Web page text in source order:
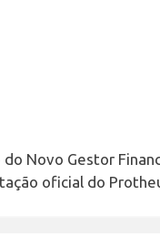
Novo Gestor
oficial do